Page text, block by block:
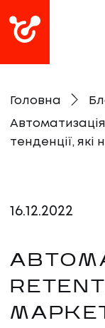
Головна
тенденції, які
16.12.2022